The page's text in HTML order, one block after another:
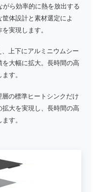
がら効率的に熱を放出する
体設計と素材選定によ
実現します。
上下にアルミニウムシー
を大幅に拡大。長時間の高
す。
の標準ヒートシンクだけ
大を実現し、長時間の高
す。